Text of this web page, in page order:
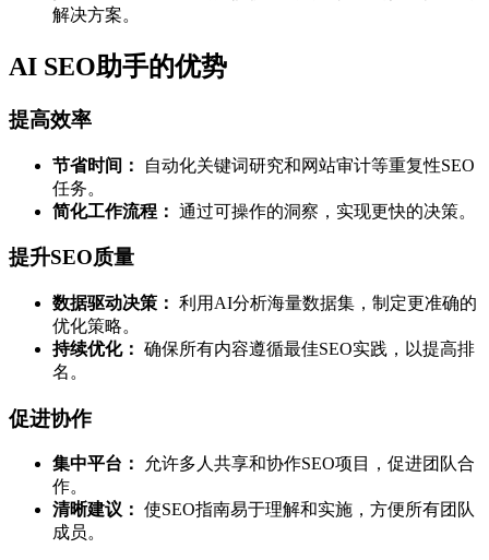
解决方案。
AI SEO助手的优势
提高效率
节省时间：
自动化关键词研究和网站审计等重复性SEO
任务。
简化工作流程： 通过可操作的洞察，实现更快的决策。
提升SEO质量
数据驱动决策： 利用AI分析海量数据集，制定更准确的
优化策略。
持续优化： 确保所有内容遵循最佳SEO实践，以提高排
名。
促进协作
集中平台：
允许多人共享和协作SEO项目，促进团队合
作。
清晰建议： 使SEO指南易于理解和实施，方便所有团队
成员。